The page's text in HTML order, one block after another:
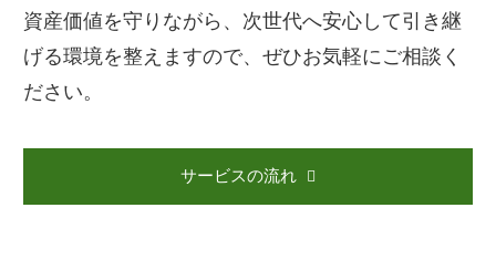
資産価値を守りながら、次世代へ安心して引き継
げる環境を整えますので、ぜひお気軽にご相談く
ださい。
サービスの流れ